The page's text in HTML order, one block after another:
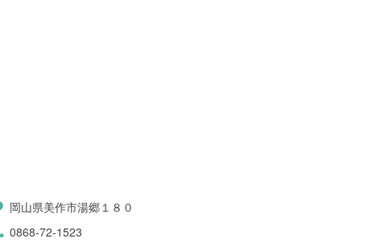
岡山県美作市湯郷１８０
0868-72-1523